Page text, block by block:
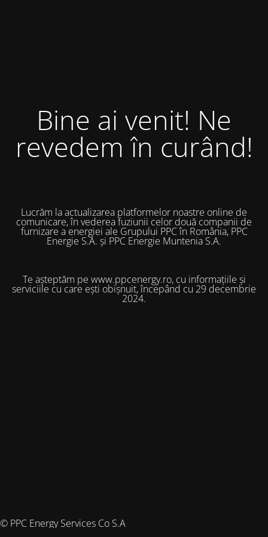
Bine ai venit! Ne
revedem în curând!
Lucrăm la actualizarea platformelor noastre online de
comunicare, în vederea fuziunii celor două companii de
furnizare a energiei ale Grupului PPC în România, PPC
Energie S.A. și PPC Energie Muntenia S.A.
Te așteptăm pe www.ppcenergy.ro, cu informațiile și
serviciile cu care ești obișnuit, începând cu 29 decembrie
2024.
© PPC Energy Services Co S.A